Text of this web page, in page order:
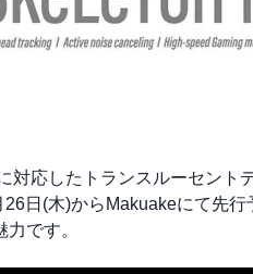
対応したトランスルーセント
日(木)からMakuakeにて先行
です。